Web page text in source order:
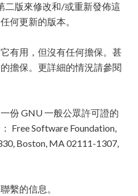
二版來修改和/或重新發佈這
何更新的版本。
有用，但沒有任何擔保。甚
擔保。更詳細的情況請參閱
份 GNU 一般公眾許可證的
Free Software Foundation,
Boston, MA 02111-1307,
繫的信息。